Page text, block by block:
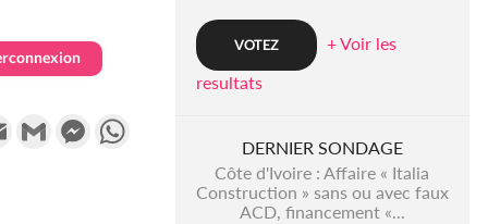
Email Gmail Messenger
+ Voir les
resultats
DERNIER SONDAGE
Côte d'Ivoire : Affaire « Italia
Construction » sans ou avec faux
ACD, financement «...